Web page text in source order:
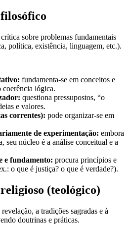
sobre problemas fundamentais
política, existência, linguagem, etc.).
fundamenta-se em conceitos e
coerência lógica.
questiona pressupostos, “o
e valores.
correntes): pode organizar-se em
de experimentação: embora
seu núcleo é a análise conceitual e a
e fundamento: procura princípios e
o que é justiça? o que é verdade?).
(teológico)
a tradições sagradas e à
doutrinas e práticas.